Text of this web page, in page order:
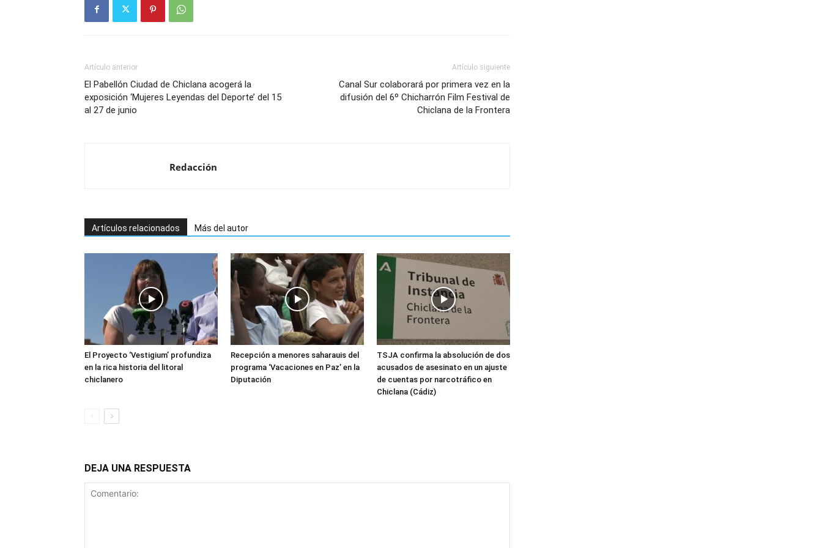
Artículo anterior
El Pabellón Ciudad de Chiclana acogerá la
exposición ‘Mujeres Leyendas del Deporte’ del 15
al 27 de junio
Artículo siguiente
Canal Sur colaborará por primera vez en la
difusión del 6º Chicharrón Film Festival de
Chiclana de la Frontera
Redacción
Artículos relacionados Más del autor
El Proyecto ‘Vestigium’ profundiza
en la rica historia del litoral
chiclanero
Recepción a menores saharauis del
programa ‘Vacaciones en Paz’ en la
Diputación
TSJA confirma la absolución de dos
acusados de asesinato en un ajuste
de cuentas por narcotráfico en
Chiclana (Cádiz)
DEJA UNA RESPUESTA